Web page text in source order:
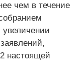
чем в течение
настоящей